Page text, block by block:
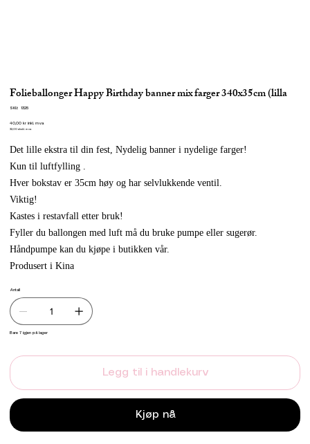
Folieballonger Happy Birthday banner mix farger 340x35cm (lilla
SKU:
SKU
1325
Pris
40,00 kr inkl. mva
32,00 ekskl. mva
Det lille ekstra til din fest, Nydelig banner i nydelige farger!
Kun til luftfylling .
Hver bokstav er 35cm høy og har selvlukkende ventil.
Viktig!
Kastes i restavfall etter bruk!
Fyller du ballongen med luft må du bruke pumpe eller sugerør.
Håndpumpe kan du kjøpe i butikken vår.
Produsert i Kina
Antall
Bare 7 igjen på lager
Legg til i handlekurv
Kjøp nå